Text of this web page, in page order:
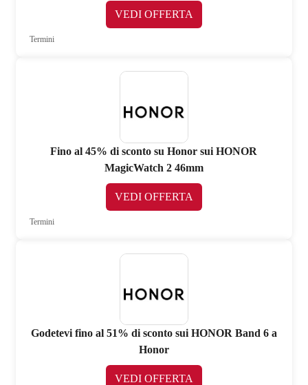
VEDI OFFERTA
Termini
Fino al 45% di sconto su Honor sui HONOR
MagicWatch 2 46mm
VEDI OFFERTA
Termini
Godetevi fino al 51% di sconto sui HONOR Band 6 a
Honor
VEDI OFFERTA